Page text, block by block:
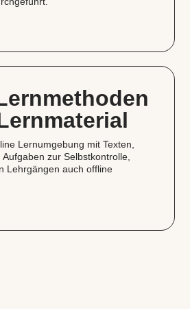
Lernumgebung mit Texten,
zur Selbstkontrolle,
Lehrgängen auch offline